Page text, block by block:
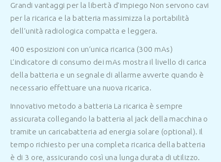
Grandi vantaggi per la libertà d’impiego Non servono cavi
per la ricarica e la batteria massimizza la portabilità
dell’unità radiologica compatta e leggera.
400 esposizioni con un’unica ricarica (300 mAs)
L’indicatore di consumo dei mAs mostra il livello di carica
della batteria e un segnale di allarme avverte quando è
necessario effettuare una nuova ricarica.
Innovativo metodo a batteria La ricarica è sempre
assicurata collegando la batteria al jack della macchina o
tramite un caricabatteria ad energia solare (optional). Il
tempo richiesto per una completa ricarica della batteria
è di 3 ore, assicurando così una lunga durata di utilizzo.